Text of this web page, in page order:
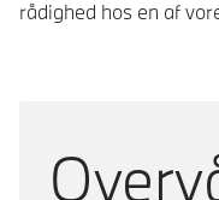
rådighed hos en af